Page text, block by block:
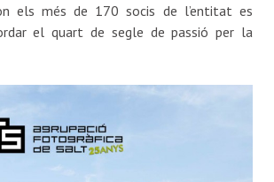
els més de 170 socis de l’entitat es
el quart de segle de passió per la